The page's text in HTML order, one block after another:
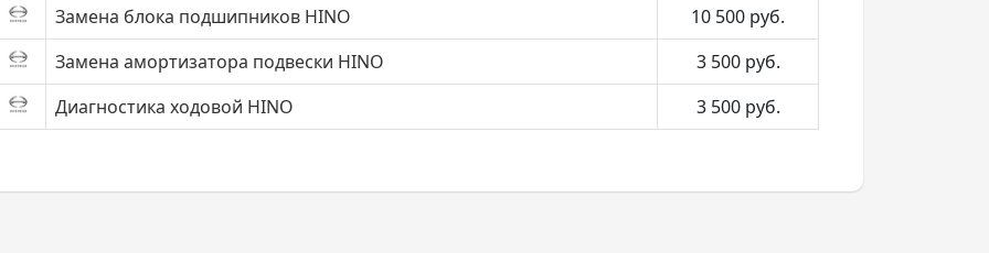
Замена блока подшипников HINO
10 500 руб.
Замена амортизатора подвески HINO
3 500 руб.
Диагностика ходовой HINO
3 500 руб.